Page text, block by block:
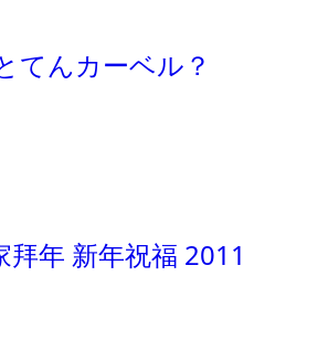
てんカーベル？
年 新年祝福 2011